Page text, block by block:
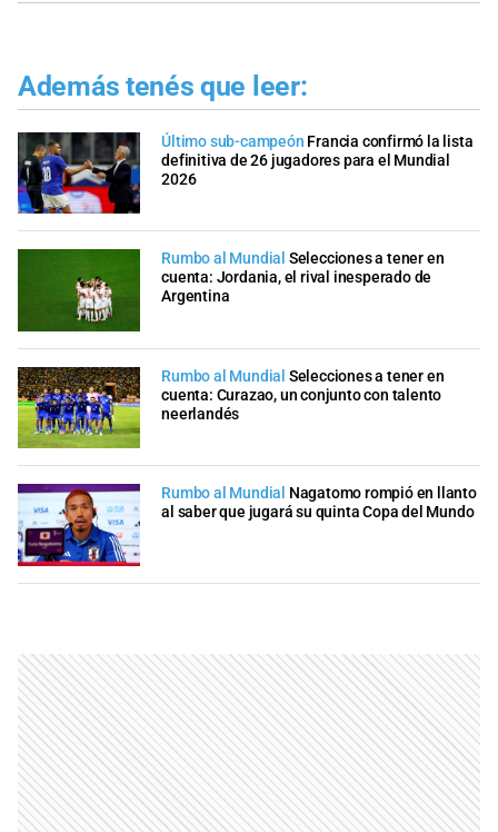
Además tenés que leer:
Último sub-campeón Francia confirmó la lista
definitiva de 26 jugadores para el Mundial
2026
Rumbo al Mundial Selecciones a tener en
cuenta: Jordania, el rival inesperado de
Argentina
Rumbo al Mundial Selecciones a tener en
cuenta: Curazao, un conjunto con talento
neerlandés
Rumbo al Mundial Nagatomo rompió en llanto
al saber que jugará su quinta Copa del Mundo